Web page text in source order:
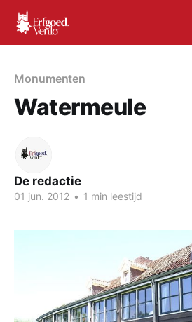
Monumenten
Watermeule
De redactie
01 jun. 2012 • 1 min leestijd